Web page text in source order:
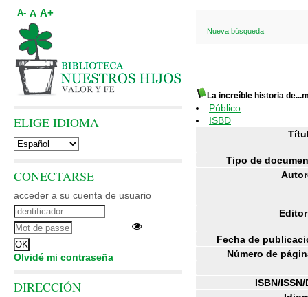
Nueva búsqueda
La increíble historia
Público
ISBD
Tipo de
Fecha de
Número de
ISBN/
A- A A+
ELIGE IDIOMA
CONECTARSE
acceder a su cuenta de usuario
Olvidé mi contraseña
DIRECCIÓN